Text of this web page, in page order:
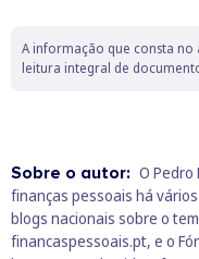
A informação que consta
leitura integral de
Sobre o autor: O
finanças pessoais há
blogs nacionais sobre o
financaspessoais.pt, e o